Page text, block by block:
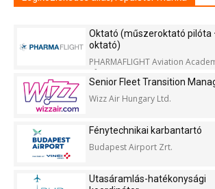
Oktató (műszeroktató pilóta
oktató)
PHARMAFLIGHT Aviation
Kft.
Senior Fleet Transition
Wizz Air Hungary Ltd.
Fénytechnikai karbantartó
Budapest Airport Zrt.
Utasáramlás-hatékonysági